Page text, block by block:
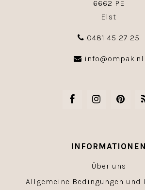
6662 PE
Elst
0481 45 27 25
info@ompak.nl
INFORMATIONEN
Über uns
Allgemeine Bedingungen und